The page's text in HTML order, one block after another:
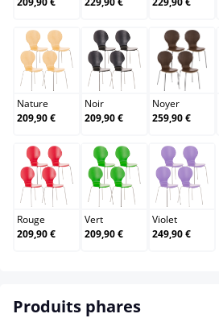
Nature
Nature
209,90 €
Noir
Noir
209,90 €
Noyer
Noyer
259,90 €
Rouge
Rouge
209,90 €
Vert
Vert
209,90 €
Violet
Violet
249,90 €
Produits phares